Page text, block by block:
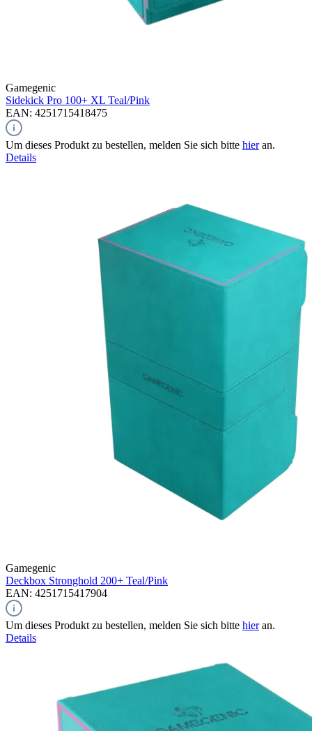
Gamegenic
Sidekick Pro 100+ XL Teal/Pink
EAN: 4251715418475
Um dieses Produkt zu bestellen, melden Sie sich bitte hieran.
Details
Gamegenic
Deckbox Stronghold 200+ Teal/Pink
EAN: 4251715417904
Um dieses Produkt zu bestellen, melden Sie sich bitte hieran.
Details